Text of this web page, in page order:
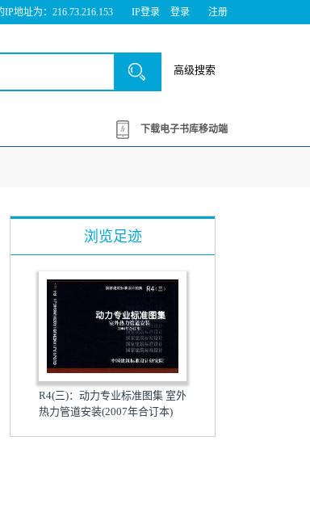
IP地址为：216.73.216.153 IP登录 登录 注册
高级搜索
下载电子书库移动端
浏览足迹
R4(三)：动力专业标准图集 室外
热力管道安装(2007年合订本)